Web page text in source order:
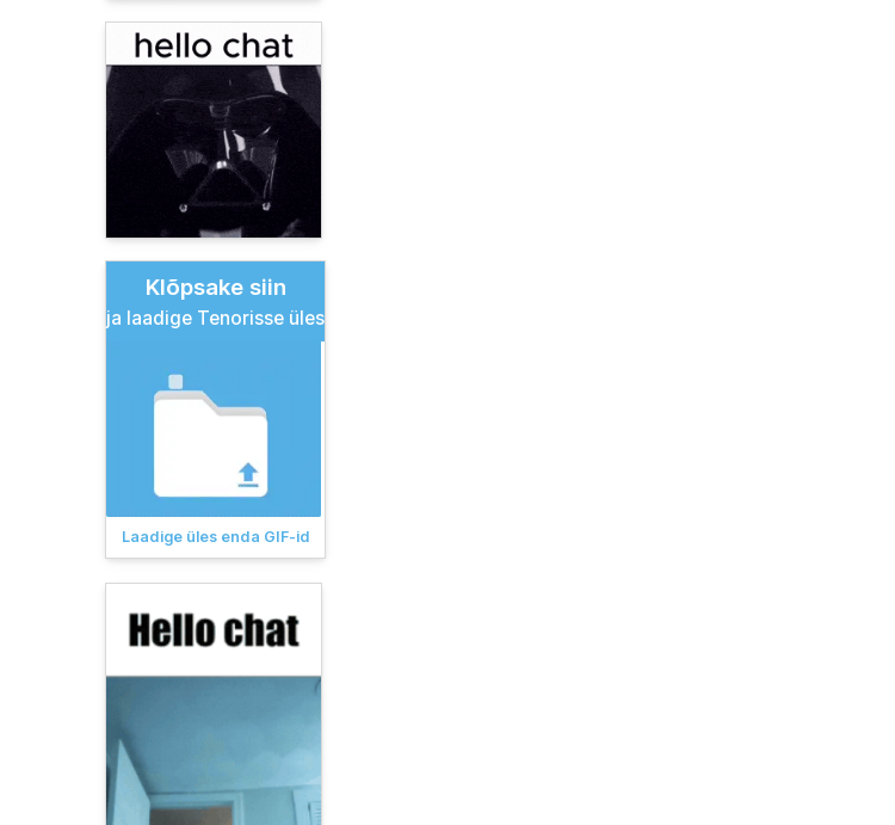
Klõpsake siin
ja laadige Tenorisse üles
Laadige üles enda GIF-id